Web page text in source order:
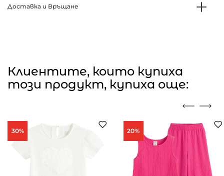
Доставка и Връщане
Клиентите, които купиха
този продукт, купиха още:
30% 20%